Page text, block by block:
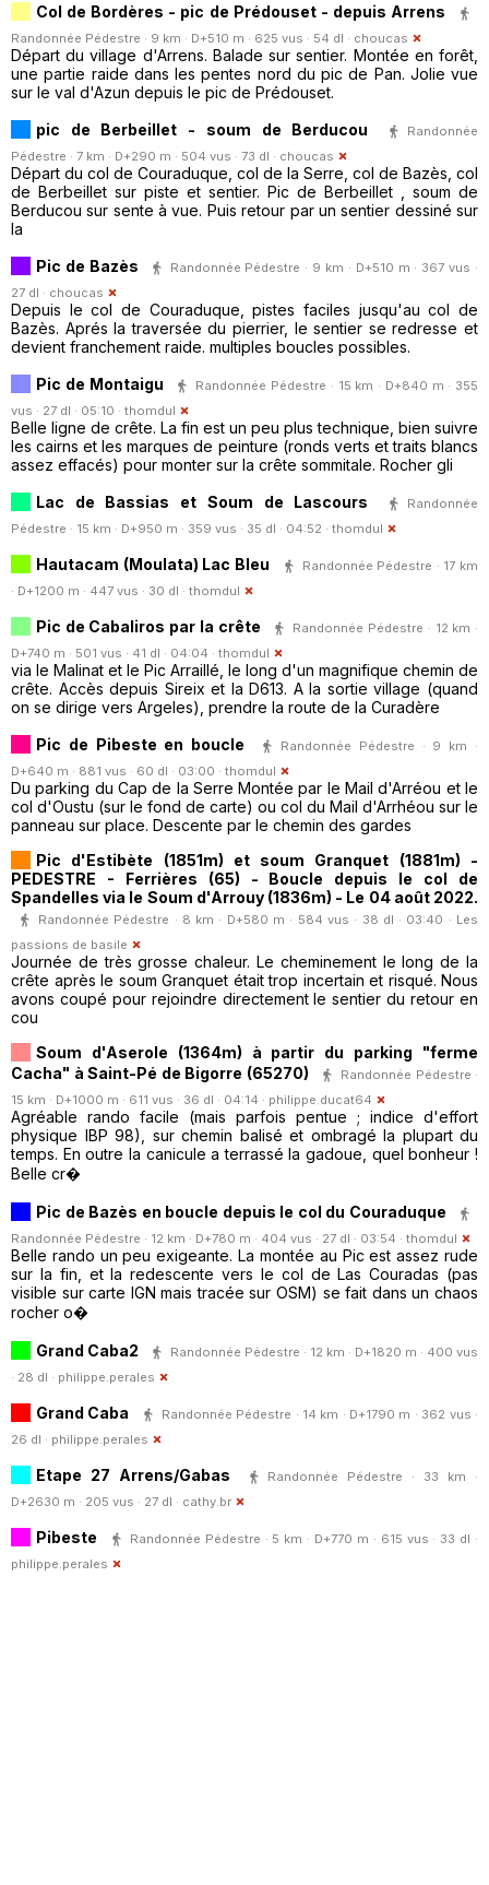
Col de Bordères - pic de Prédouset - depuis Arrens
Randonnée Pédestre · 9 km · D+510 m · 625 vus · 54 dl · choucas
Départ du village d'Arrens. Balade sur sentier. Montée en forêt,
une partie raide dans les pentes nord du pic de Pan. Jolie vue
sur le val d'Azun depuis le pic de Prédouset.
pic de Berbeillet - soum de Berducou
Randonnée
Pédestre · 7 km · D+290 m · 504 vus · 73 dl · choucas
Départ du col de Couraduque, col de la Serre, col de Bazès, col
de Berbeillet sur piste et sentier. Pic de Berbeillet , soum de
Berducou sur sente à vue. Puis retour par un sentier dessiné sur
la
Pic de Bazès
Randonnée Pédestre · 9 km · D+510 m · 367 vus ·
27 dl · choucas
Depuis le col de Couraduque, pistes faciles jusqu'au col de
Bazès. Aprés la traversée du pierrier, le sentier se redresse et
devient franchement raide. multiples boucles possibles.
Pic de Montaigu
Randonnée Pédestre · 15 km · D+840 m · 355
vus · 27 dl · 05:10 · thomdul
Belle ligne de crête. La fin est un peu plus technique, bien suivre
les cairns et les marques de peinture (ronds verts et traits blancs
assez effacés) pour monter sur la crête sommitale. Rocher gli
Lac de Bassias et Soum de Lascours
Randonnée
Pédestre · 15 km · D+950 m · 359 vus · 35 dl · 04:52 · thomdul
Hautacam (Moulata) Lac Bleu
Randonnée Pédestre · 17 km
· D+1200 m · 447 vus · 30 dl · thomdul
Pic de Cabaliros par la crête
Randonnée Pédestre · 12 km ·
D+740 m · 501 vus · 41 dl · 04:04 · thomdul
via le Malinat et le Pic Arraillé, le long d'un magnifique chemin de
crête. Accès depuis Sireix et la D613. A la sortie village (quand
on se dirige vers Argeles), prendre la route de la Curadère
Pic de Pibeste en boucle
Randonnée Pédestre · 9 km ·
D+640 m · 881 vus · 60 dl · 03:00 · thomdul
Du parking du Cap de la Serre Montée par le Mail d'Arréou et le
col d'Oustu (sur le fond de carte) ou col du Mail d'Arrhéou sur le
panneau sur place. Descente par le chemin des gardes
Pic d'Estibète (1851m) et soum Granquet (1881m) -
PEDESTRE - Ferrières (65) - Boucle depuis le col de
Spandelles via le Soum d'Arrouy (1836m) - Le 04 août 2022.
Randonnée Pédestre · 8 km · D+580 m · 584 vus · 38 dl · 03:40 · Les
passions de basile
Journée de très grosse chaleur. Le cheminement le long de la
crête après le soum Granquet était trop incertain et risqué. Nous
avons coupé pour rejoindre directement le sentier du retour en
cou
Soum d'Aserole (1364m) à partir du parking "ferme
Cacha" à Saint-Pé de Bigorre (65270)
Randonnée Pédestre ·
15 km · D+1000 m · 611 vus · 36 dl · 04:14 · philippe.ducat64
Agréable rando facile (mais parfois pentue ; indice d'effort
physique IBP 98), sur chemin balisé et ombragé la plupart du
temps. En outre la canicule a terrassé la gadoue, quel bonheur !
Belle cr�
Pic de Bazès en boucle depuis le col du Couraduque
Randonnée Pédestre · 12 km · D+780 m · 404 vus · 27 dl · 03:54 · thomdul
Belle rando un peu exigeante. La montée au Pic est assez rude
sur la fin, et la redescente vers le col de Las Couradas (pas
visible sur carte IGN mais tracée sur OSM) se fait dans un chaos
rocher o�
Grand Caba2
Randonnée Pédestre · 12 km · D+1820 m · 400 vus
· 28 dl · philippe.perales
Grand Caba
Randonnée Pédestre · 14 km · D+1790 m · 362 vus ·
26 dl · philippe.perales
Etape 27 Arrens/Gabas
Randonnée Pédestre · 33 km ·
D+2630 m · 205 vus · 27 dl · cathy.br
Pibeste
Randonnée Pédestre · 5 km · D+770 m · 615 vus · 33 dl ·
philippe.perales